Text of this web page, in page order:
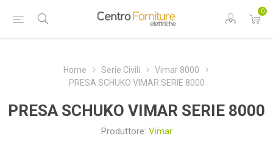
0
Home Serie Civili
Vimar 8000
PRESA SCHUKO VIMAR SERIE 8000
PRESA SCHUKO VIMAR SERIE 8000
Produttore: Vimar